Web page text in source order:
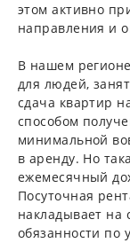
этом активно
направления и
В нашем
для людей,
сдача квартир
способом
минимальной
в аренду. Но
ежемесячный
Посуточная
накладывает на
обязанности по